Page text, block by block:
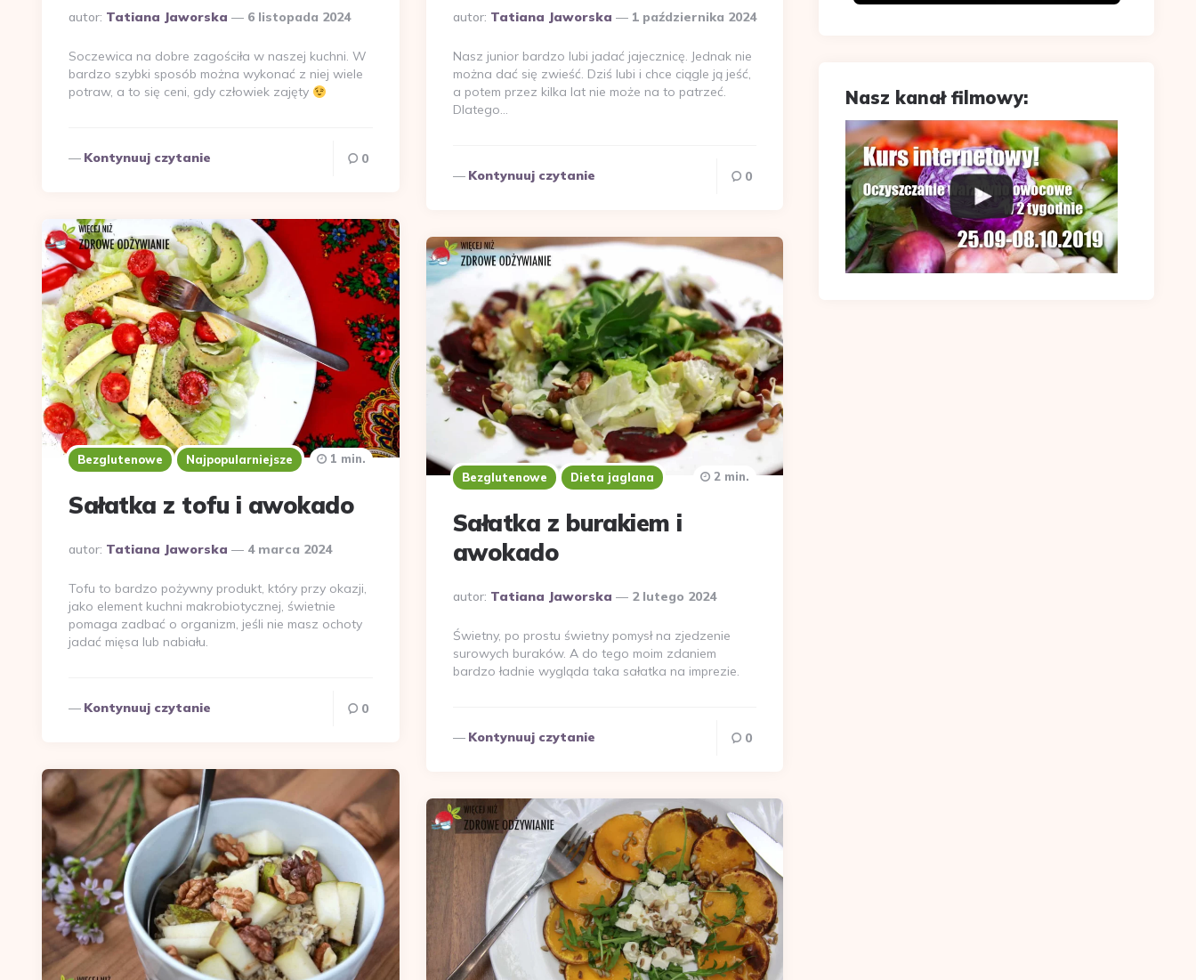
Dodane
autor: Tatiana Jaworska 6 listopada 2024
Soczewica na dobre zagościła w naszej kuchni. W
bardzo szybki sposób można wykonać z niej wiele
potraw, a to się ceni, gdy człowiek zajęty
Kontynuuj czytanie 0
Dodane
autor: Tatiana Jaworska 1 października 2024
Nasz junior bardzo lubi jadać jajecznicę. Jednak nie
można dać się zwieść. Dziś lubi i chce ciągle ją jeść,
a potem przez kilka lat nie może na to patrzeć.
Dlatego…
Kontynuuj czytanie 0
Bezglutenowe Najpopularniejsze
Sałatka z tofu i awokado
Dodane
autor: Tatiana Jaworska 4 marca 2024
1 min.
Tofu to bardzo pożywny produkt, który przy okazji,
jako element kuchni makrobiotycznej, świetnie
pomaga zadbać o organizm, jeśli nie masz ochoty
jadać mięsa lub nabiału.
Kontynuuj czytanie 0
Bezglutenowe Dieta jaglana
Sałatka z burakiem i
awokado
Dodane
autor: Tatiana Jaworska 2 lutego 2024
2 min.
Świetny, po prostu świetny pomysł na zjedzenie
surowych buraków. A do tego moim zdaniem
bardzo ładnie wygląda taka sałatka na imprezie.
Kontynuuj czytanie 0
Nasz kanał filmowy: